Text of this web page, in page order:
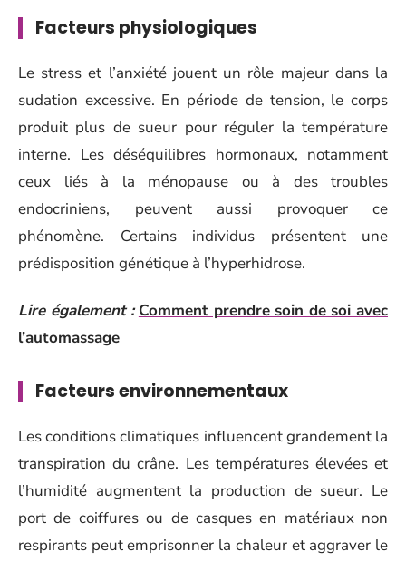
Facteurs physiologiques
Le stress et l’anxiété jouent un rôle majeur dans la
sudation excessive. En période de tension, le corps
produit plus de sueur pour réguler la température
interne. Les déséquilibres hormonaux, notamment
ceux liés à la ménopause ou à des troubles
endocriniens, peuvent aussi provoquer ce
phénomène. Certains individus présentent une
prédisposition génétique à l’hyperhidrose.
Lire également : Comment prendre soin de soi avec
l’automassage
Facteurs environnementaux
Les conditions climatiques influencent grandement la
transpiration du crâne. Les températures élevées et
l’humidité augmentent la production de sueur. Le
port de coiffures ou de casques en matériaux non
respirants peut emprisonner la chaleur et aggraver le